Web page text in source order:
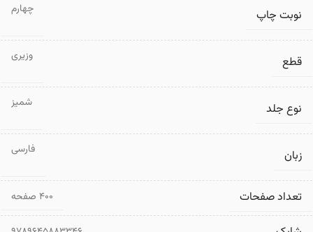
نوبت چاپ چهارم
قطع وزیری
نوع جلد شمیز
زبان فارسی
تعداد صفحات ۴۰۰ صفحه